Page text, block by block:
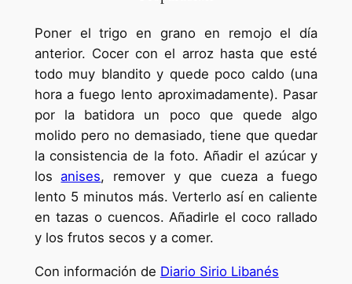
Poner el trigo en grano en remojo el día
anterior. Cocer con el arroz hasta que esté
todo muy blandito y quede poco caldo (una
hora a fuego lento aproximadamente). Pasar
por la batidora un poco que quede algo
molido pero no demasiado, tiene que quedar
la consistencia de la foto. Añadir el azúcar y
losanises, remover y que cueza a fuego
lento 5 minutos más. Verterlo así en caliente
en tazas o cuencos. Añadirle el coco rallado
y los frutos secos y a comer.
Con información de Diario Sirio Libanés